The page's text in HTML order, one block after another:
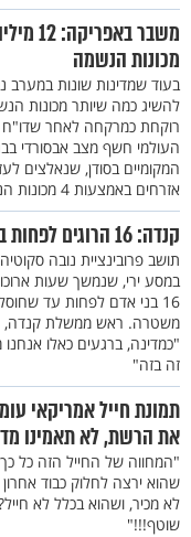
מכונות הנשמה
בעוד שמדינות שונות במערב
להשיג כמה שיותר מכונות
רוקחת כמרקחה לאחר שדו"ח
העולמי חשף מצב אבסורדי
אזרחים באמצעות 4 מכונות הנשמה בלבד
קנדה: 16 הרוגים לפחות במסע הרג המוני
תושב פרובינציית נובה
במסע ירי, שנמשך שעות
16 בני אדם לפחות עד
משטרה. ראש ממשלת קנדה,
"כמדינה, ברגעים כאלו
זה בזה"
תמונת חייל אמריקאי
את הרשת, לא תאמינו
"המחווה של החייל הזה כל
שהוא ירצה לחלוק כבוד
לא מכיר, ושהוא בכלל לא
שוטף!!!"